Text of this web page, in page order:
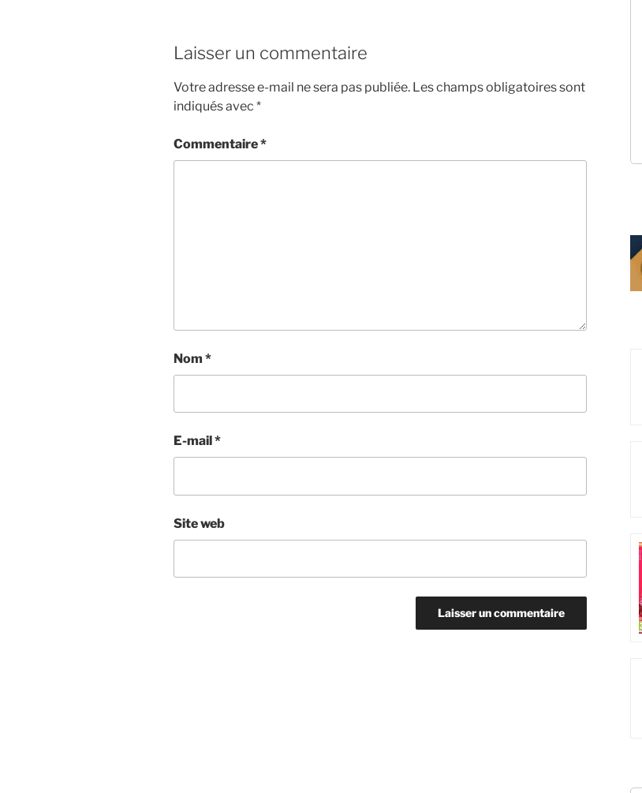
Laisser un commentaire
Votre adresse e-mail ne sera pas publiée. Les champs obligatoires sont
indiqués avec *
Commentaire*
Nom *
E-mail *
Site web